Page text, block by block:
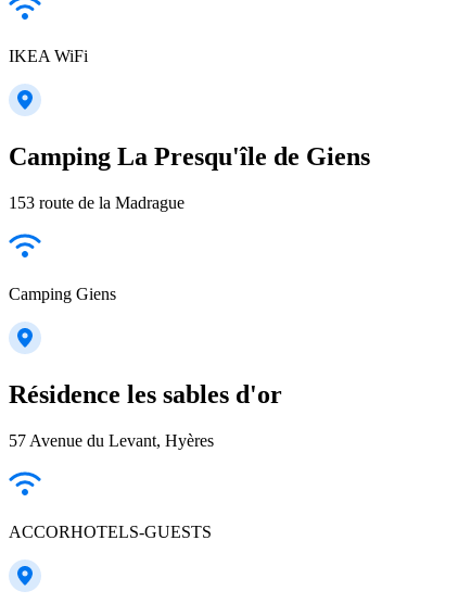
IKEA WiFi
Camping La Presqu'île de Giens
153 route de la Madrague
Camping Giens
Résidence les sables d'or
57 Avenue du Levant, Hyères
ACCORHOTELS-GUESTS